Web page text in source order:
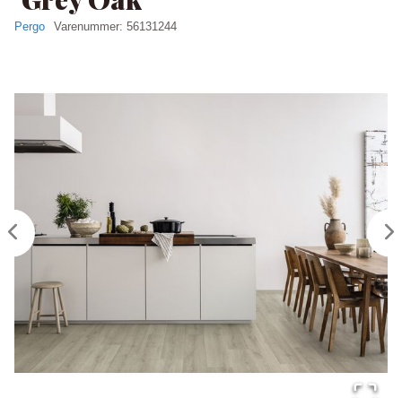
Pergo Varenummer: 56131244